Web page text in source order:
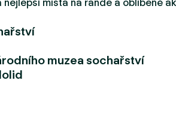
nejlepší místa na rande a oblíbené
muzea sochařství